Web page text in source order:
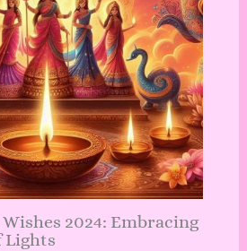
2024: Embracing
Lights